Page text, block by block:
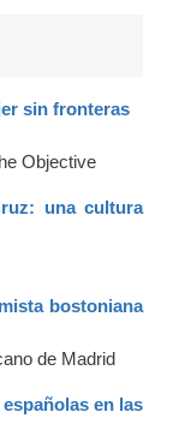
sin fronteras
Objective
una cultura
bostoniana
de Madrid
en las